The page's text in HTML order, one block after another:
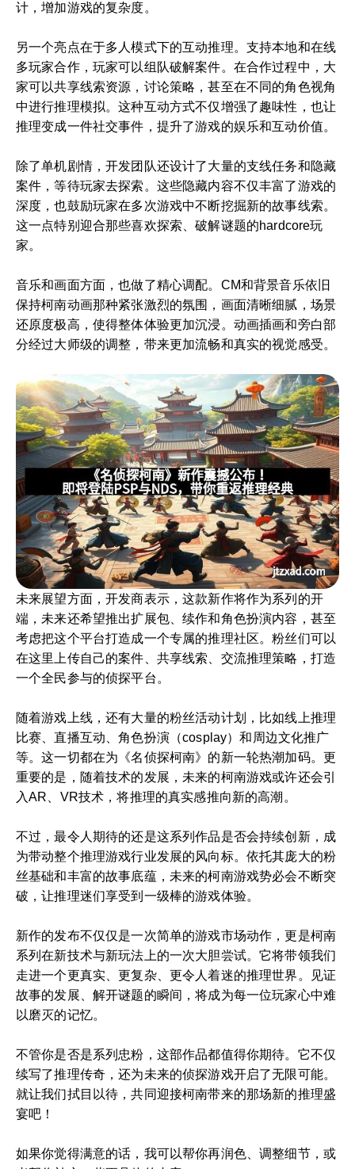
计，增加游戏的复杂度。
另一个亮点在于多人模式下的互动推理。支持本地和在线
多玩家合作，玩家可以组队破解案件。在合作过程中，大
家可以共享线索资源，讨论策略，甚至在不同的角色视角
中进行推理模拟。这种互动方式不仅增强了趣味性，也让
推理变成一件社交事件，提升了游戏的娱乐和互动价值。
除了单机剧情，开发团队还设计了大量的支线任务和隐藏
案件，等待玩家去探索。这些隐藏内容不仅丰富了游戏的
深度，也鼓励玩家在多次游戏中不断挖掘新的故事线索。
这一点特别迎合那些喜欢探索、破解谜题的hardcore玩
家。
音乐和画面方面，也做了精心调配。CM和背景音乐依旧
保持柯南动画那种紧张激烈的氛围，画面清晰细腻，场景
还原度极高，使得整体体验更加沉浸。动画插画和旁白部
分经过大师级的调整，带来更加流畅和真实的视觉感受。
未来展望方面，开发商表示，这款新作将作为系列的开
端，未来还希望推出扩展包、续作和角色扮演内容，甚至
考虑把这个平台打造成一个专属的推理社区。粉丝们可以
在这里上传自己的案件、共享线索、交流推理策略，打造
一个全民参与的侦探平台。
随着游戏上线，还有大量的粉丝活动计划，比如线上推理
比赛、直播互动、角色扮演（cosplay）和周边文化推广
等。这一切都在为《名侦探柯南》的新一轮热潮加码。更
重要的是，随着技术的发展，未来的柯南游戏或许还会引
入AR、VR技术，将推理的真实感推向新的高潮。
不过，最令人期待的还是这系列作品是否会持续创新，成
为带动整个推理游戏行业发展的风向标。依托其庞大的粉
丝基础和丰富的故事底蕴，未来的柯南游戏势必会不断突
破，让推理迷们享受到一级棒的游戏体验。
新作的发布不仅仅是一次简单的游戏市场动作，更是柯南
系列在新技术与新玩法上的一次大胆尝试。它将带领我们
走进一个更真实、更复杂、更令人着迷的推理世界。见证
故事的发展、解开谜题的瞬间，将成为每一位玩家心中难
以磨灭的记忆。
不管你是否是系列忠粉，这部作品都值得你期待。它不仅
续写了推理传奇，还为未来的侦探游戏开启了无限可能。
就让我们拭目以待，共同迎接柯南带来的那场新的推理盛
宴吧！
如果你觉得满意的话，我可以帮你再润色、调整细节，或